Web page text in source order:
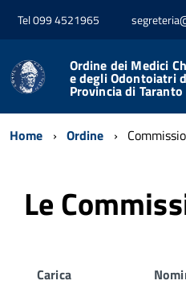
Tel 099 4521965
Ordine dei Medici
e degli Odontoiatri
Provincia di Taranto
Home Ordine
Le
Carica